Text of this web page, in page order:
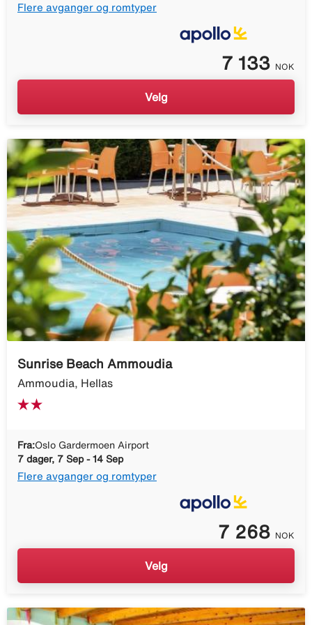
Flere avganger og romtyper
7 133 NOK
Velg
Sunrise Beach Ammoudia
Ammoudia, Hellas
Fra:Oslo Gardermoen Airport
7 dager, 7 Sep - 14 Sep
Flere avganger og romtyper
7 268 NOK
Velg